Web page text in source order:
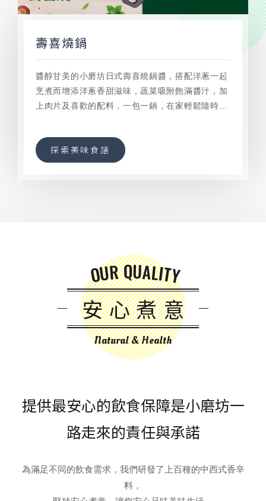
壽喜燒鍋
醬醇甘美的小磨坊日式壽喜燒鍋醬，搭配洋蔥一起
烹煮而增添洋蔥香甜滋味，蔬菜吸附飽滿醬汁，加
上肉片及喜歡的配料，一包一鍋，在家輕鬆隨時...
探索美味食譜
OUR QUALITY
安心煮意
Natural & Health
提供最安心的飲食保障是小磨坊一
路走來的責任與承諾
為滿足不同的飲食需求，我們研發了上百種的中西式香辛
料，